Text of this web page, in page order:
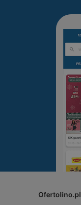
Ofertolino.pl